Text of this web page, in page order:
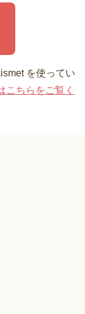
を使ってい
こちらをご覧く